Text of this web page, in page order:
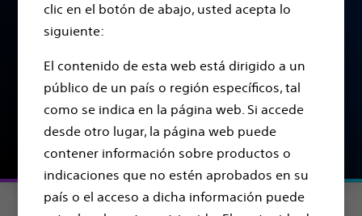
clic en el botón de abajo, usted acepta lo
siguiente:
El contenido de esta web está dirigido a un
público de un país o región específicos, tal
como se indica en la página web. Si accede
desde otro lugar, la página web puede
contener información sobre productos o
indicaciones que no estén aprobados en su
país o el acceso a dicha información puede
Las tareas cotidianas pueden ser una lucha diaria,
pero existen opciones de tratamiento que pueden
ayudarle a controlar su dolor crónico y recuperar
su calidad de vida.
Encontrar una clínica del dolor
Section menu